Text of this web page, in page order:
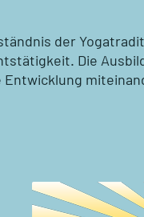
der
Die
Entwicklung